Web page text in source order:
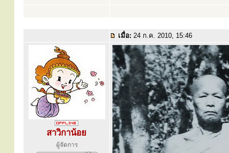
เมื่อ: 24 ก.ค. 2010, 15:46
สาวิกาน้อย
ผู้จัดการ